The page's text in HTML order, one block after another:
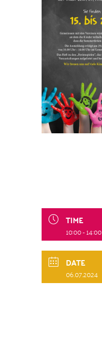
TIME
10:00 - 14:00
DATE
06.07.2024